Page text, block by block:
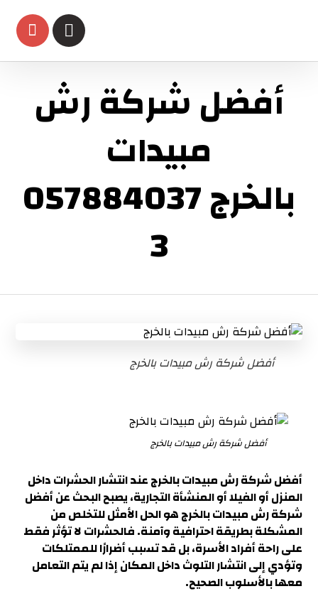
أفضل شركة رش
مبيدات
بالخرج 057884037
3
أفضل شركة رش مبيدات بالخرج
أفضل شركة رش مبيدات بالخرج
أفضل شركة رش مبيدات بالخرجعند انتشار الحشرات داخل
المنزل أو الفيلا أو المنشأة التجارية، يصبح البحث عن أفضل
شركة رش مبيدات بالخرج هو الحل الأمثل للتخلص من
المشكلة بطريقة احترافية وآمنة. فالحشرات لا تؤثر فقط
على راحة أفراد الأسرة، بل قد تسبب أضرارًا للممتلكات
وتؤدي إلى انتشار التلوث داخل المكان إذا لم يتم التعامل
معها بالأسلوب الصحيح.